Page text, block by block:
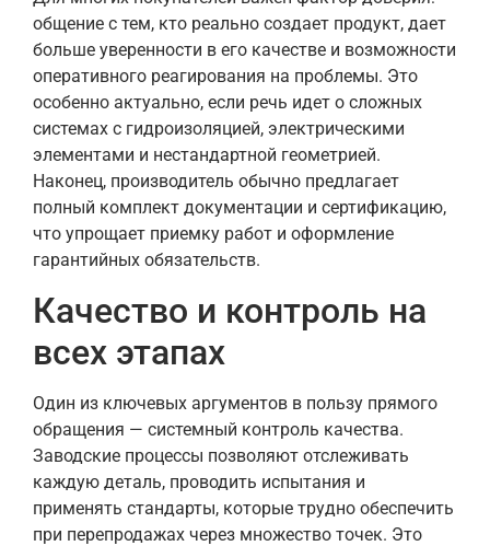
общение с тем, кто реально создает продукт, дает
больше уверенности в его качестве и возможности
оперативного реагирования на проблемы. Это
особенно актуально, если речь идет о сложных
системах с гидроизоляцией, электрическими
элементами и нестандартной геометрией.
Наконец, производитель обычно предлагает
полный комплект документации и сертификацию,
что упрощает приемку работ и оформление
гарантийных обязательств.
Качество и контроль на
всех этапах
Один из ключевых аргументов в пользу прямого
обращения — системный контроль качества.
Заводские процессы позволяют отслеживать
каждую деталь, проводить испытания и
применять стандарты, которые трудно обеспечить
при перепродажах через множество точек. Это